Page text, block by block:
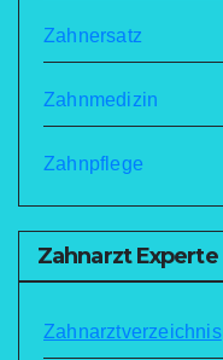
Zahnersatz
Zahnmedizin
Zahnpflege
Zahnarzt Experte
Zahnarztverzeichnis